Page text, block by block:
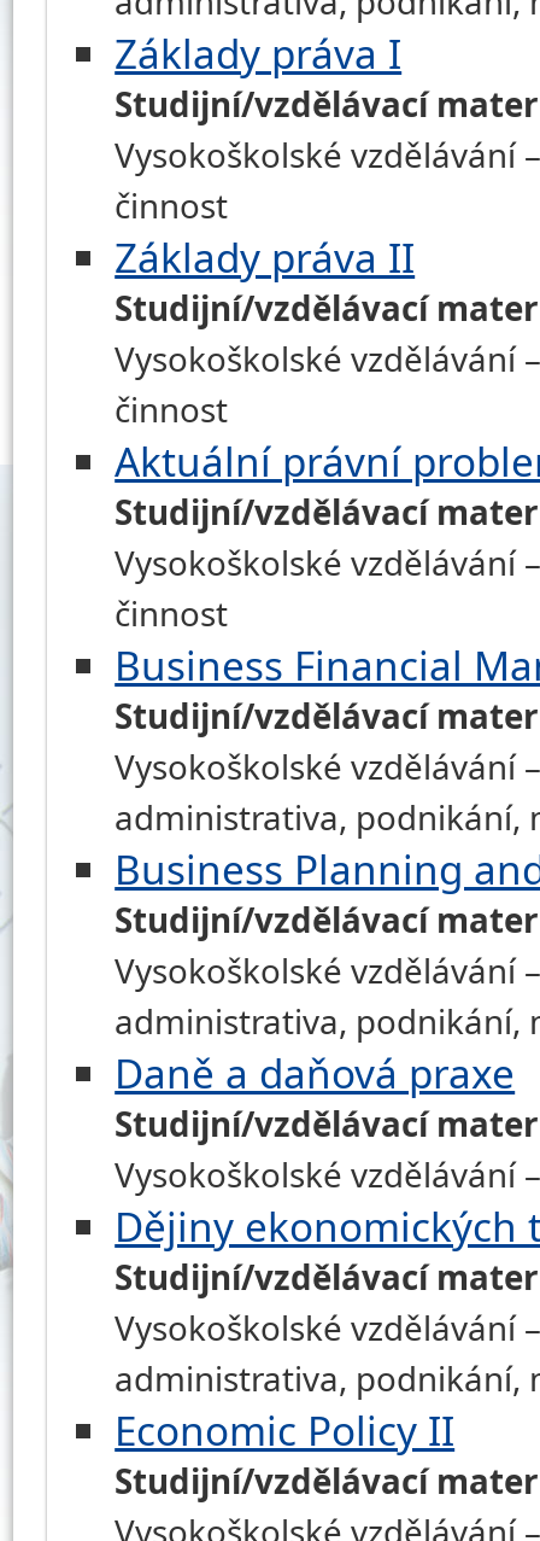
Základy práva I
Studijní/vzdělávací
Vysokoškolské vzdělávání
činnost
Základy práva II
Studijní/vzdělávací
Vysokoškolské vzdělávání
činnost
Aktuální právní
Studijní/vzdělávací
Vysokoškolské vzdělávání
činnost
Business Financial
Studijní/vzdělávací
Vysokoškolské vzdělávání
administrativa,
Business Planning
Studijní/vzdělávací
Vysokoškolské vzdělávání
administrativa,
Daně a daňová praxe
Studijní/vzdělávací
Vysokoškolské vzdělávání
Dějiny ekonomických
Studijní/vzdělávací
Vysokoškolské vzdělávání
administrativa,
Economic Policy II
Studijní/vzdělávací
Vysokoškolské vzdělávání